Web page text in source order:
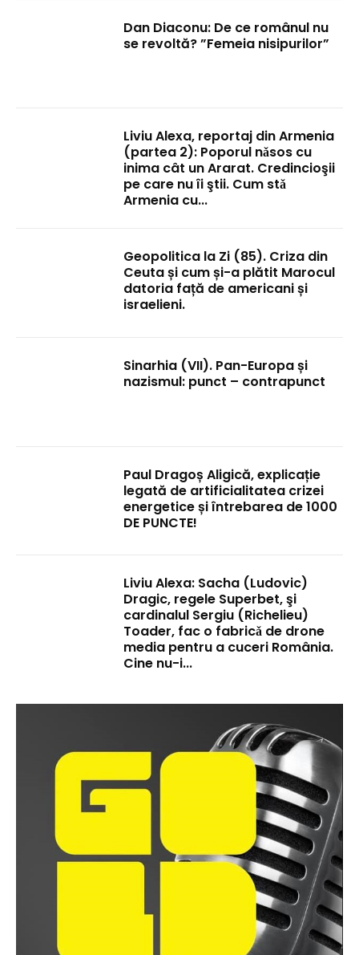
Dan Diaconu: De ce românul nu
se revoltă? ”Femeia nisipurilor”
Liviu Alexa, reportaj din Armenia
(partea 2): Poporul nǎsos cu
inima cât un Ararat. Credincioşii
pe care nu îi ştii. Cum stǎ
Armenia cu...
Geopolitica la Zi (85). Criza din
Ceuta și cum și-a plătit Marocul
datoria față de americani și
israelieni.
Sinarhia (VII). Pan-Europa și
nazismul: punct – contrapunct
Paul Dragoș Aligică, explicație
legată de artificialitatea crizei
energetice și întrebarea de 1000
DE PUNCTE!
Liviu Alexa: Sacha (Ludovic)
Dragic, regele Superbet, şi
cardinalul Sergiu (Richelieu)
Toader, fac o fabricǎ de drone
media pentru a cuceri România.
Cine nu-i...